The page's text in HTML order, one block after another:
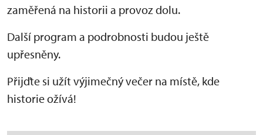
zaměřená na historii a provoz dolu.
Další program a podrobnosti budou ještě
upřesněny.
Přijďte si užít výjimečný večer na místě, kde
historie ožívá!